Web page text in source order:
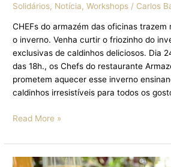
Solidários, Notícia,Workshops / Carlos
CHEFs do armazém das oficinas
o inverno. Venha curtir o friozinho do
exclusivas de caldinhos deliciosos. Dia
das 18h., os Chefs do restaurante
prometem aquecer esse inverno
caldinhos irresistíveis para todos os
Read More »
CAFÉ